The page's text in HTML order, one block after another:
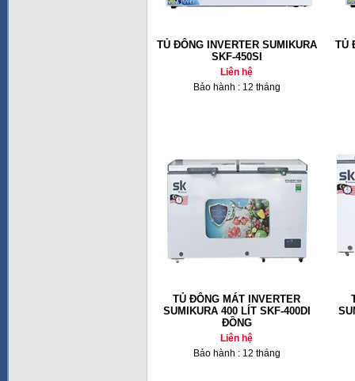
TỦ ĐÔNG INVERTER SUMIKURA
SKF-450SI
Liên hệ
Bảo hành : 12 tháng
TỦ
TỦ ĐÔNG MÁT INVERTER
SUMIKURA 400 LÍT SKF-400DI
ĐỒNG
Liên hệ
Bảo hành : 12 tháng